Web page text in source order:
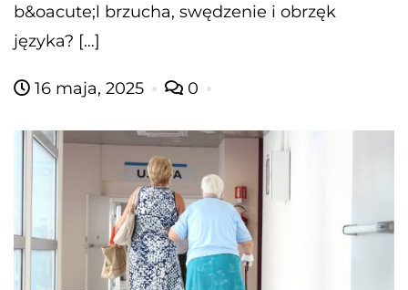
b&oacute;l brzucha, swędzenie i obrzęk
języka? […]
16 maja, 2025 0